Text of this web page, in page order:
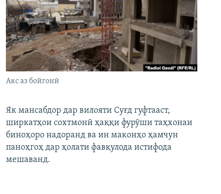
Акс аз бойгонӣ
Як мансабдор дар вилояти Суғд гуфтааст,
ширкатҳои сохтмонӣ ҳаққи фурӯши таҳхонаи
биноҳоро надоранд ва ин маконҳо ҳамчун
паноҳгоҳ дар ҳолати фавқулода истифода
мешаванд.